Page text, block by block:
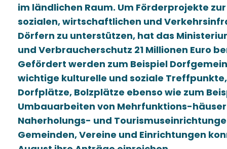
im ländlichen Raum. Um Förderprojekte
sozialen, wirtschaftlichen und
Dörfern zu unterstützen, hat das
und Verbraucherschutz 21 Millionen Euro
Gefördert werden zum Beispiel
wichtige kulturelle und soziale
Dorfplätze, Bolzplätze ebenso wie zum
Umbauarbeiten von Mehrfunktions-
Naherholungs- und
Gemeinden, Vereine und Einrichtungen